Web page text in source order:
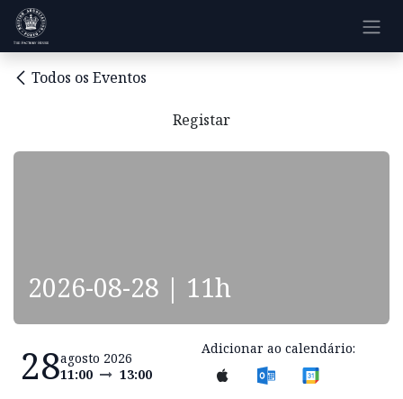
Pular para o conteúdo
Todos os Eventos
Registar
2026-08-28 | 11h
28agosto 2026
11:00
13:00
Adicionar ao calendário: